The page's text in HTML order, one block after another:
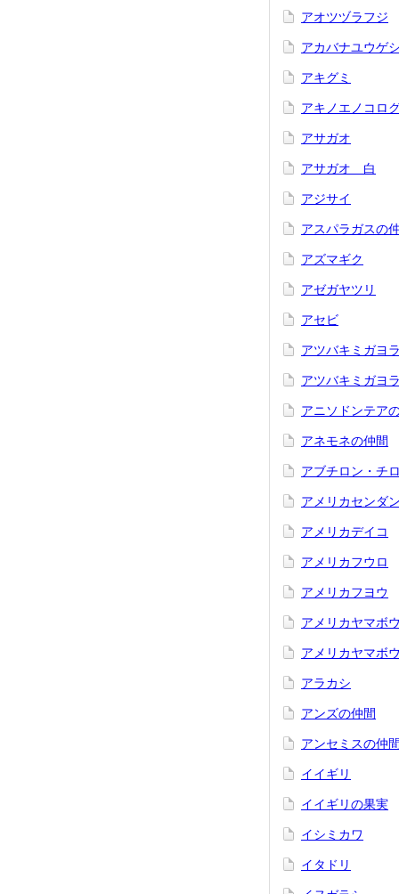
アオツヅラフジ
アカバナユウゲ
アキグミ
アキノエノコロ
アサガオ
アサガオ 白
アジサイ
アスパラガスの
アズマギク
アゼガヤツリ
アセビ
アツバキミガヨ
アツバキミガヨ
アニソドンテア
アネモネの仲間
アブチロン・チ
アメリカセンダ
アメリカデイコ
アメリカフウロ
アメリカフヨウ
アメリカヤマボ
アメリカヤマボ
アラカシ
アンズの仲間
アンセミスの仲間
イイギリ
イイギリの果実
イシミカワ
イタドリ